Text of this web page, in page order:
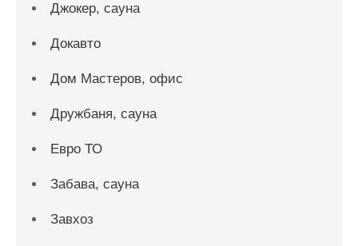
Джокер, сауна
Докавто
Дом Мастеров, офис
Дружбаня, сауна
Евро ТО
Забава, сауна
Завхоз